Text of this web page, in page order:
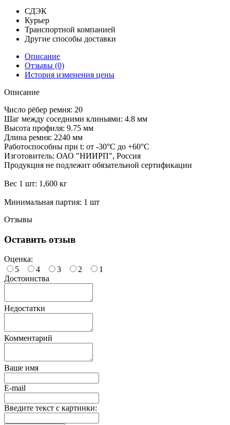
СДЭК
Курьер
Транспортной компанией
Другие способы доставки
Описание
Отзывы (0)
История изменения цены
Описание
Число рёбер ремня: 20
Шаг между соседними клиньями: 4.8 мм
Высота профиля: 9.75 мм
Длина ремня: 2240 мм
Работоспособны при t: от -30°C до +60°C
Изготовитель: ОАО "НИИРП", Россия
Продукция не подлежит обязательной сертификации
Вес 1 шт: 1,600 кг
Минимальная партия: 1 шт
Отзывы
Оставить отзыв
Оценка:
5
4 3 2
1
Достоинства
Недостатки
Комментарий
Ваше имя
E-mail
Введите текст с картинки: